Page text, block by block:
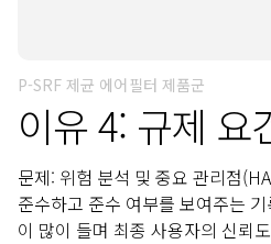
P-SRF 제균 에어필터 제품군
이유 4: 규제 요
문제: 위험 분석 및 중요 관리점
준수하고 준수 여부를 보여주는
이 많이 들며 최종 사용자의 신뢰